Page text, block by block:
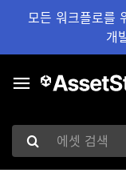
모든 워크플로를
개
에셋 검색